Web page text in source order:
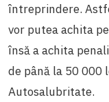
întreprindere.
vor putea achita
însă a achita
de până la 50 000
Autosalubritate.